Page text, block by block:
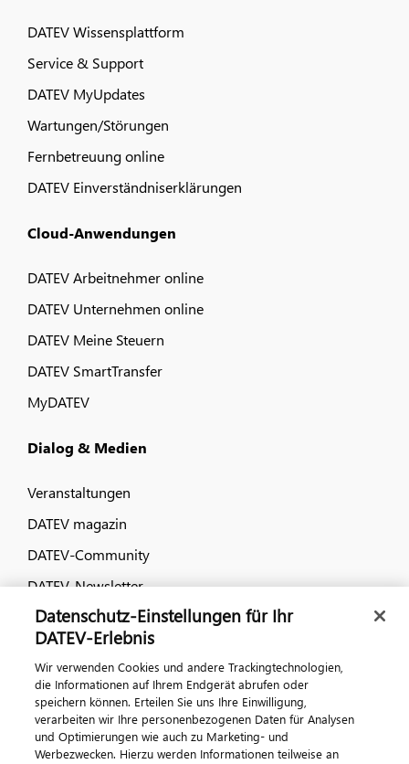
DATEV Wissensplattform
Service & Support
DATEV MyUpdates
Wartungen/Störungen
Fernbetreuung online
DATEV Einverständniserklärungen
Cloud-Anwendungen
DATEV Arbeitnehmer online
DATEV Unternehmen online
DATEV Meine Steuern
DATEV SmartTransfer
MyDATEV
Dialog & Medien
Veranstaltungen
DATEV magazin
DATEV-Community
DATEV-Newsletter
Kontaktieren Sie uns
Datenschutz-Einstellungen für Ihr
DATEV-Erlebnis
Wir verwenden Cookies und andere Trackingtechnologien,
die Informationen auf Ihrem Endgerät abrufen oder
speichern können. Erteilen Sie uns Ihre Einwilligung,
verarbeiten wir Ihre personenbezogenen Daten für Analysen
und Optimierungen wie auch zu Marketing- und
Werbezwecken. Hierzu werden Informationen teilweise an